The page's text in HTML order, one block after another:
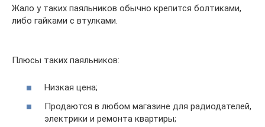
Жало у таких паяльников обычно крепится болтиками,
либо гайками с втулками.
Плюсы таких паяльников:
Низкая цена;
Продаются в любом магазине для радиодателей,
электрики и ремонта квартиры;